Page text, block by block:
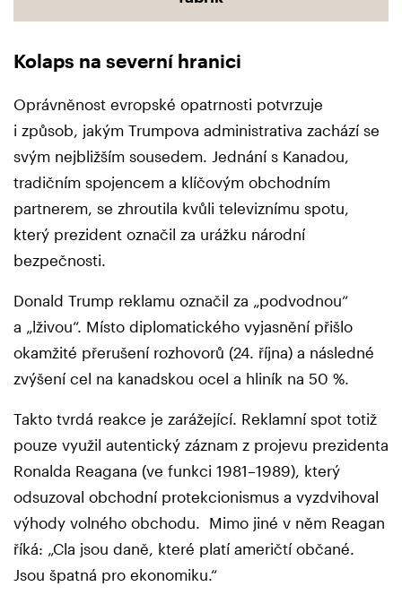
Kolaps na severní hranici
Oprávněnost evropské opatrnosti potvrzuje
i způsob, jakým Trumpova administrativa zachází se
svým nejbližším sousedem. Jednání s Kanadou,
tradičním spojencem a klíčovým obchodním
partnerem, se zhroutila kvůli televiznímu spotu,
který prezident označil za urážku národní
bezpečnosti.
Donald Trump reklamu označil za „podvodnou“
a „lživou“. Místo diplomatického vyjasnění přišlo
okamžité přerušení rozhovorů (24. října) a následné
zvýšení cel na kanadskou ocel a hliník na 50 %.
Takto tvrdá reakce je zarážející. Reklamní spot totiž
pouze využil autentický záznam z projevu prezidenta
Ronalda Reagana (ve funkci 1981–1989), který
odsuzoval obchodní protekcionismus a vyzdvihoval
výhody volného obchodu. Mimo jiné v něm Reagan
říká: „Cla jsou daně, které platí američtí občané.
Jsou špatná pro ekonomiku.“